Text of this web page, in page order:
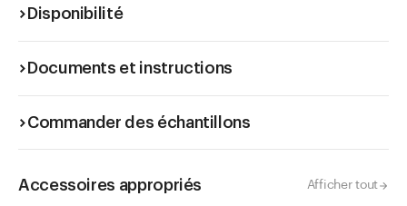
Disponibilité
Documents et instructions
Commander des échantillons
Accessoires appropriés Afficher tout